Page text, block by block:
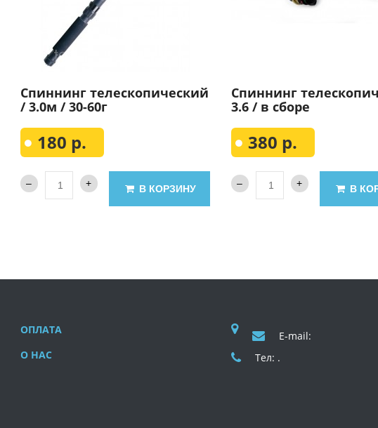
Спиннинг телескопический
/ 3.0м / 30-60г
180 р.
В КОРЗИНУ
Спиннинг
3.6 / в сборе
380 р.
В
ОПЛАТА
О НАС
E-mail:
Тел: .